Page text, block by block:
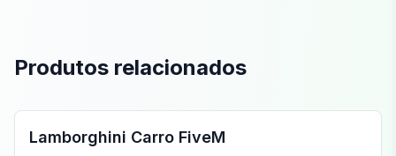
Produtos relacionados
Lamborghini Carro FiveM